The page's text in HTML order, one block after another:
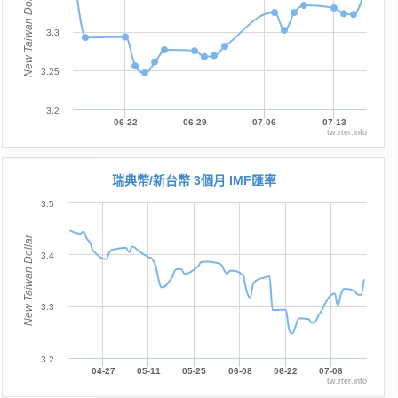
New Taiwan Dollar
06-22 06-29 07-06 07-13
3.2
3.25
3.3
tw.rter.info
New Taiwan Dollar
瑞典幣/新台幣 3個月 IMF匯率
04-27 05-11 05-25 06-08 06-22 07-06
3.2
3.3
3.4
3.5
tw.rter.info